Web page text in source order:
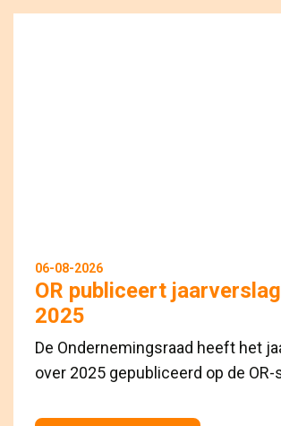
06-08-2026
OR publiceert
2025
De Ondernemingsraad heeft het
over 2025 gepubliceerd op de OR-